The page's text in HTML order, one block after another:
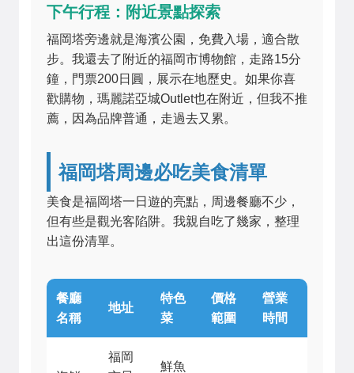
下午行程：附近景點探索
福岡塔旁邊就是海濱公園，免費入場，適合散
步。我還去了附近的福岡市博物館，走路15分
鐘，門票200日圓，展示在地歷史。如果你喜
歡購物，瑪麗諾亞城Outlet也在附近，但我不推
薦，因為品牌普通，走過去又累。
福岡塔周邊必吃美食清單
美食是福岡塔一日遊的亮點，周邊餐廳不少，
但有些是觀光客陷阱。我親自吃了幾家，整理
出這份清單。
餐廳
名稱
地址
特色
菜
價格
範圍
營業
時間
福岡
鮮魚